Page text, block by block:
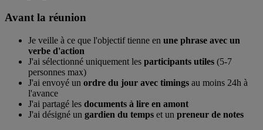
Avant la réunion
Je veille à ce que l'objectif tienne en une phrase avec un
verbe d'action
J'ai sélectionné uniquement les participants utiles (5-7
personnes max)
J'ai envoyé un ordre du jour avec timings au moins 24h à
l'avance
J'ai partagé les documents à lire en amont
J'ai désigné un gardien du temps et un preneur de notes